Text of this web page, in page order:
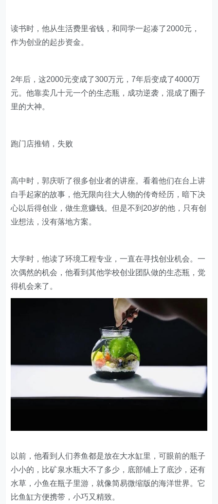
读书时，他从生活费里省钱，和同学一起凑了2000元，
作为创业的起步资金。
2年后，这2000元变成了300万元，7年后变成了4000万
元。他靠卖几十元一个的生态瓶，成功逆袭，混成了圈子
里的大神。
跑门店推销，失败
高中时，郭庆听了很多创业者的讲座。看着他们在台上讲
白手起家的故事，他无限向往大人物的传奇经历，暗下决
心以后得创业，做生意赚钱。但是不到20岁的他，只有创
业想法，没有落地方案。
大学时，他读了环境工程专业，一直在寻找创业机会。一
次偶然的机会，他看到其他学校创业团队做的生态瓶，觉
得机会来了。
以前，他看到人们养鱼都是放在大水缸里，可眼前的瓶子
小小的，比矿泉水瓶大不了多少，底部铺上了底沙，还有
水草，小鱼在瓶子里游，就像简易微缩版的海洋世界。它
比鱼缸方便携带，小巧又精致。